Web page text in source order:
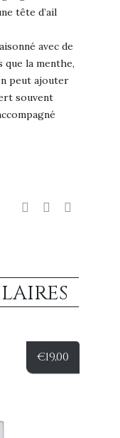
tête d’ail
avec de
que la menthe,
peut ajouter
souvent
€19,00